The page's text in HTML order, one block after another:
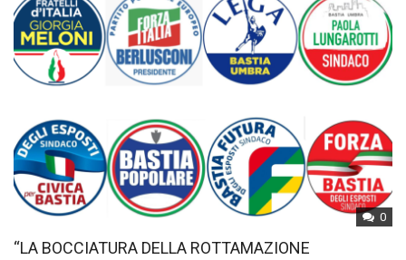
0
“LA BOCCIATURA DELLA ROTTAMAZIONE